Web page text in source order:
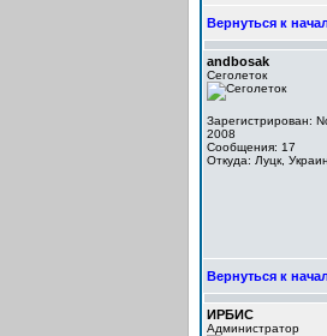
Вернуться к
andbosak
Сеголеток
Зарегистрирован:
2008
Сообщения: 17
Откуда: Луцк,
Вернуться к
ИРБИС
Администратор